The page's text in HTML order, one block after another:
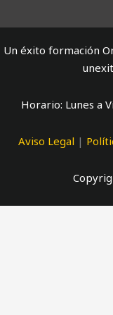
Un éxito formación
Horario: Lunes a
Aviso Legal |